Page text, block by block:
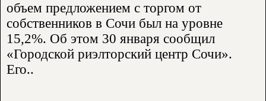
объем предложением с торгом от
собственников в Сочи был на уровне
15,2%. Об этом 30 января сообщил
«Городской риэлторский центр Сочи».
Его..